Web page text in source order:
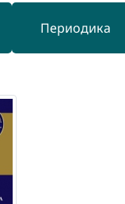
Периодика